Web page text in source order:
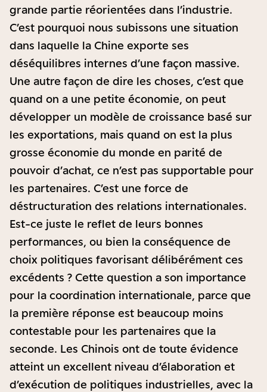
grande partie réorientées dans l’industrie.
C’est pourquoi nous subissons une situation
dans laquelle la Chine exporte ses
déséquilibres internes d’une façon massive.
Une autre façon de dire les choses, c’est que
quand on a une petite économie, on peut
développer un modèle de croissance basé sur
les exportations, mais quand on est la plus
grosse économie du monde en parité de
pouvoir d’achat, ce n’est pas supportable pour
les partenaires. C’est une force de
déstructuration des relations internationales.
Est-ce juste le reflet de leurs bonnes
performances, ou bien la conséquence de
choix politiques favorisant délibérément ces
excédents ? Cette question a son importance
pour la coordination internationale, parce que
la première réponse est beaucoup moins
contestable pour les partenaires que la
seconde. Les Chinois ont de toute évidence
atteint un excellent niveau d’élaboration et
d’exécution de politiques industrielles, avec la